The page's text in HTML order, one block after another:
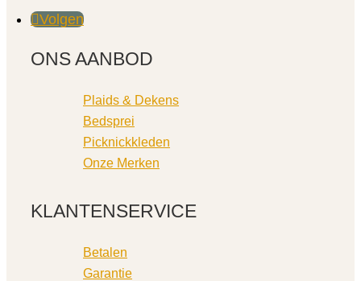
Volgen
ONS AANBOD
Plaids & Dekens
Bedsprei
Picknickkleden
Onze Merken
KLANTENSERVICE
Betalen
Garantie